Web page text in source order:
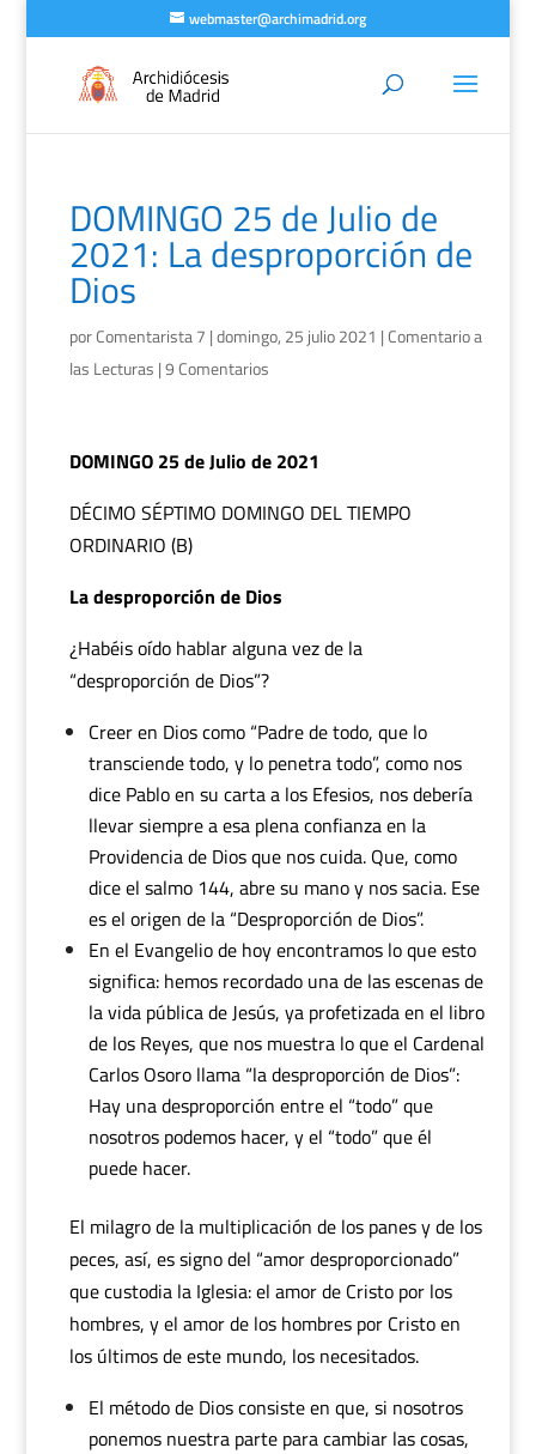
webmaster@archimadrid.org
DOMINGO 25 de Julio de
2021: La desproporción de
Dios
porComentarista 7 |domingo, 25 julio 2021 |Comentario a
las Lecturas |9 Comentarios
DOMINGO 25 de Julio de 2021
DÉCIMO SÉPTIMO DOMINGO DEL TIEMPO
ORDINARIO (B)
La desproporción de Dios
¿Habéis oído hablar alguna vez de la
“desproporción de Dios”?
Creer en Dios como “Padre de todo, que lo
transciende todo, y lo penetra todo”, como nos
dice Pablo en su carta a los Efesios, nos debería
llevar siempre a esa plena confianza en la
Providencia de Dios que nos cuida. Que, como
dice el salmo 144, abre su mano y nos sacia. Ese
es el origen de la “Desproporción de Dios”.
En el Evangelio de hoy encontramos lo que esto
significa: hemos recordado una de las escenas de
la vida pública de Jesús, ya profetizada en el libro
de los Reyes, que nos muestra lo que el Cardenal
Carlos Osoro llama “la desproporción de Dios”:
Hay una desproporción entre el “todo” que
nosotros podemos hacer, y el “todo” que él
puede hacer.
El milagro de la multiplicación de los panes y de los
peces, así, es signo del “amor desproporcionado”
que custodia la Iglesia: el amor de Cristo por los
hombres, y el amor de los hombres por Cristo en
los últimos de este mundo, los necesitados.
El método de Dios consiste en que, si nosotros
ponemos nuestra parte para cambiar las cosas,